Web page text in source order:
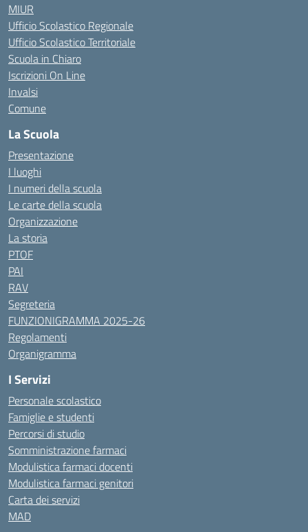
MIUR
Ufficio Scolastico Regionale
Ufficio Scolastico Territoriale
Scuola in Chiaro
Iscrizioni On Line
Invalsi
Comune
La Scuola
Presentazione
I luoghi
I numeri della scuola
Le carte della scuola
Organizzazione
La storia
PTOF
PAI
RAV
Segreteria
FUNZIONIGRAMMA 2025-26
Regolamenti
Organigramma
I Servizi
Personale scolastico
Famiglie e studenti
Percorsi di studio
Somministrazione farmaci
Modulistica farmaci docenti
Modulistica farmaci genitori
Carta dei servizi
MAD